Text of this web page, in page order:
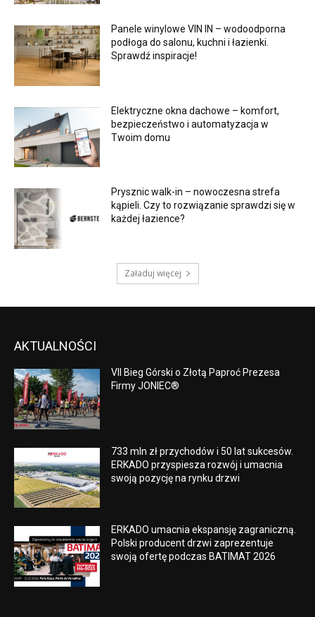
Panele winylowe VIN IN – wodoodporna
podłoga do salonu, kuchni i łazienki.
Sprawdź inspiracje!
Elektryczne okna dachowe – komfort,
bezpieczeństwo i automatyzacja w
Twoim domu
Prysznic walk-in – nowoczesna strefa
kąpieli. Czy to rozwiązanie sprawdzi się w
każdej łazience?
Załaduj więcej
AKTUALNOŚCI
VII Bieg Górski o Złotą Paproć Prezesa
Firmy JONIEC®
733 mln zł przychodów i 50 lat sukcesów.
ERKADO przyspiesza rozwój i umacnia
swoją pozycję na rynku drzwi
ERKADO umacnia ekspansję zagraniczną.
Polski producent drzwi zaprezentuje
swoją ofertę podczas BATIMAT 2026